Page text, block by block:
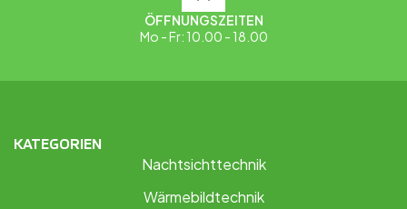
ÖFFNUNGSZEITEN
Mo - Fr: 10.00 - 18.00
KATEGORIEN
Nachtsichttechnik
Wärmebildtechnik